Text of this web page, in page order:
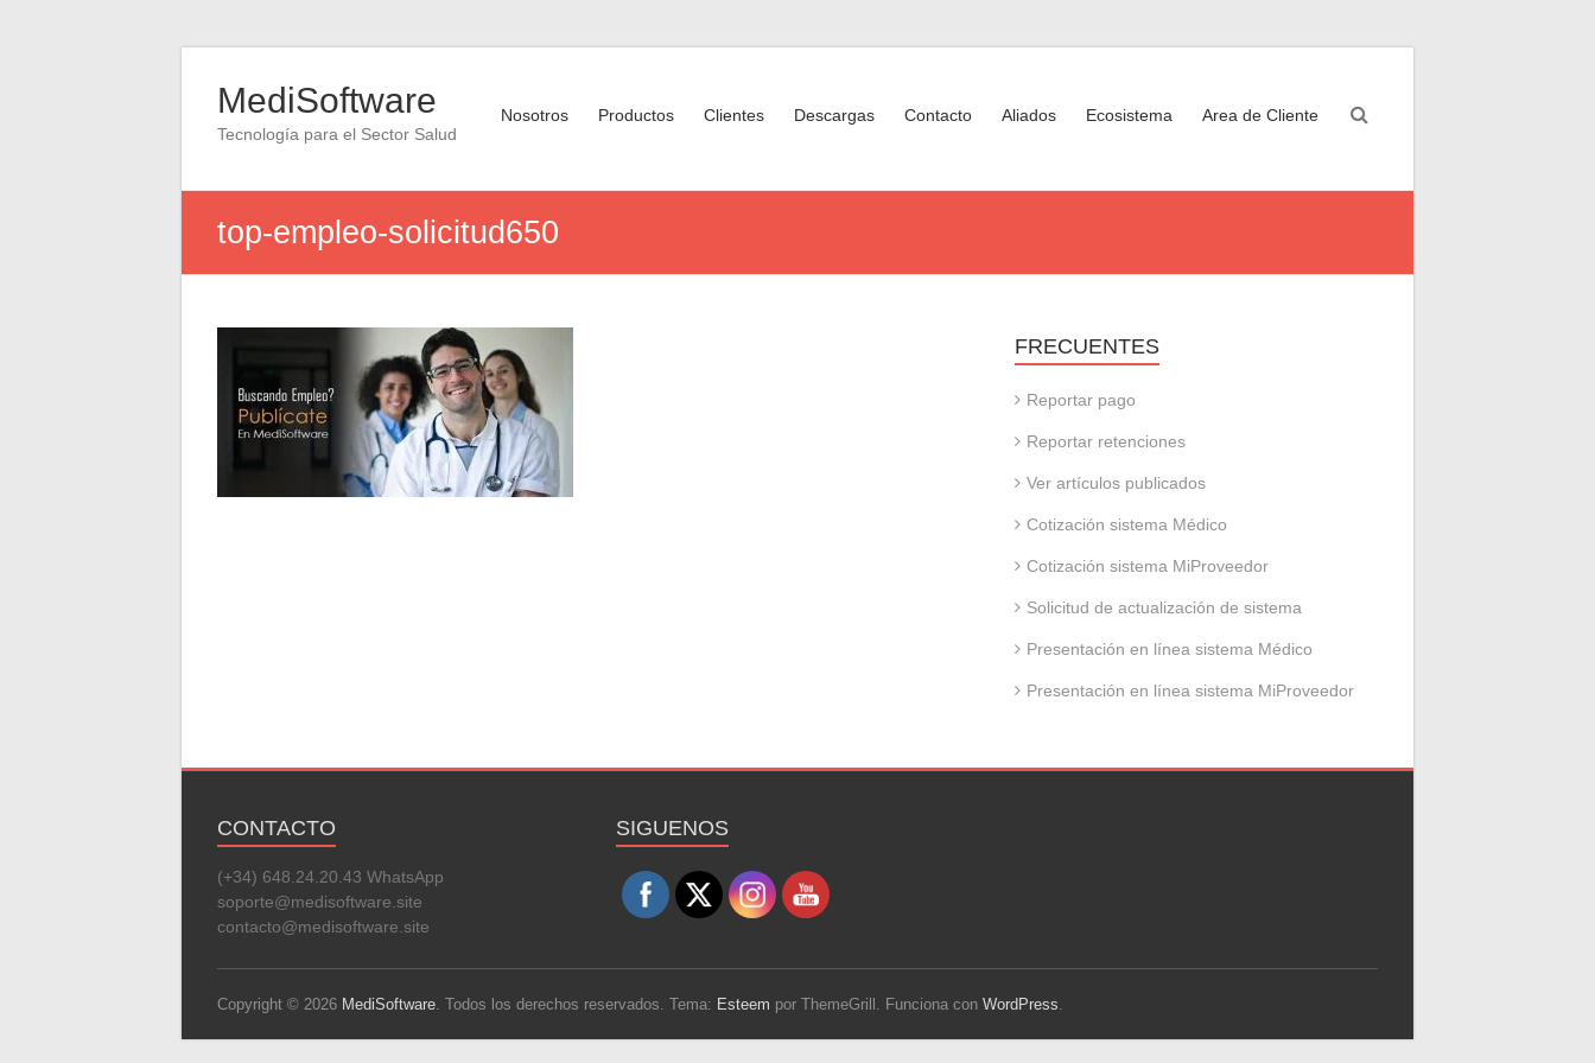
contenidoMediSoftware
Tecnología para el Sector Salud
Nosotros Productos Clientes Descargas Contacto Aliados Ecosistema Area de Cliente
top-empleo-solicitud650
FRECUENTES
Reportar pago
Reportar retenciones
Ver artículos publicados
Cotización sistema Médico
Cotización sistema MiProveedor
Solicitud de actualización de sistema
Presentación en línea sistema Médico
Presentación en línea sistema MiProveedor
CONTACTO
(+34) 648.24.20.43 WhatsApp
soporte@medisoftware.site
contacto@medisoftware.site
SIGUENOS
Copyright © 2026 MediSoftware. Todos los derechos reservados. Tema: Esteem por ThemeGrill. Funciona con WordPress.